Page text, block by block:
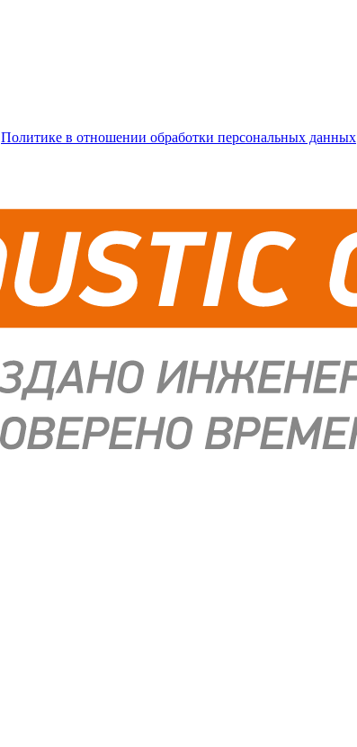
Политике в отношении обработки персональных данных